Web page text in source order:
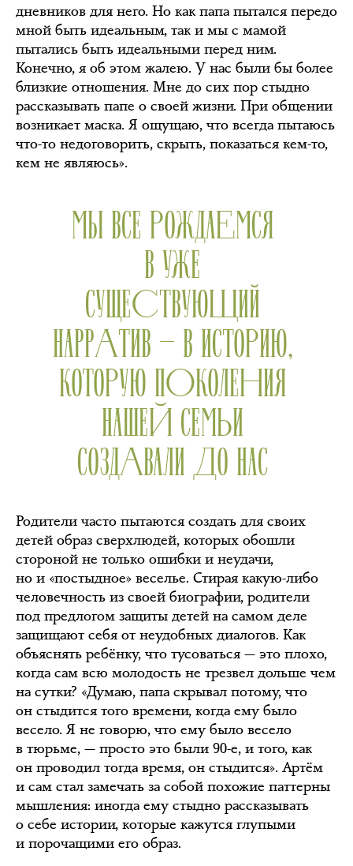
дневников для него. Но как папа пытался передо
мной быть идеальным, так и мы с мамой
пытались быть идеальными перед ним.
Конечно, я об этом жалею. У нас были бы более
близкие отношения. Мне до сих пор стыдно
рассказывать папе о своей жизни. При общении
возникает маска. Я ощущаю, что всегда пытаюсь
что-то недоговорить, скрыть, показаться кем-то,
кем не являюсь».
МЫ ВСЕ РОЖДАЕМСЯ
В УЖЕ
СУЩЕСТВУЮЩИЙ
НАРРАТИВ — В ИСТОРИЮ,
КОТОРУЮ ПОКОЛЕНИЯ
НАШЕЙ СЕМЬИ
СОЗДАВАЛИ ДО НАС
Родители часто пытаются создать для своих
детей образ сверхлюдей, которых обошли
стороной не только ошибки и неудачи,
но и «постыдное» веселье. Стирая какую-либо
человечность из своей биографии, родители
под предлогом защиты детей на самом деле
защищают себя от неудобных диалогов. Как
объяснять ребёнку, что тусоваться — это плохо,
когда сам всю молодость не трезвел дольше чем
на сутки? «Думаю, папа скрывал потому, что
он стыдится того времени, когда ему было
весело. Я не говорю, что ему было весело
в тюрьме, — просто это были 90-е, и того, как
он проводил тогда время, он стыдится». Артём
и сам стал замечать за собой похожие паттерны
мышления: иногда ему стыдно рассказывать
о себе истории, которые кажутся глупыми
и порочащими его образ.